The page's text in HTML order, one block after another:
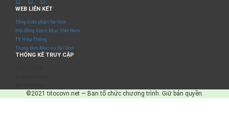
WEB LIÊN KẾT
Tổng Giáo phận Sài Gòn
Hội đồng Giám Mục Việt Nam
TV Hiệp Thông
Trung tâm Mục vụ Sài Gòn
THỐNG KÊ TRUY CẬP
©2021 titocovn.net — Ban tổ chức chương trình. Giữ bản quyền.